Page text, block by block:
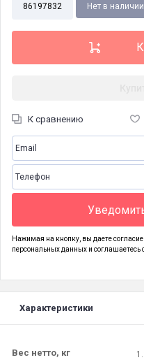
86197832 Нет в наличии
К сравнению
Нажимая на кнопку, вы даете согласие
персональных данных и соглашаетесь
Характеристики
Вес нетто, кг